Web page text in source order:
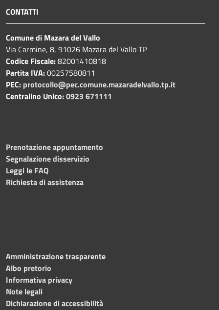
CONTATTI
Comune di Mazara del Vallo
Via Carmine, 8, 91026 Mazara del Vallo TP
Codice Fiscale:82001410818
Partita IVA:00257580811
PEC: protocollo@pec.comune.mazaradelvallo.tp.it
Centralino Unico:0923 671111
Prenotazione appuntamento
Segnalazione disservizio
Leggi le FAQ
Richiesta di assistenza
Amministrazione trasparente
Albo pretorio
Informativa privacy
Note legali
Dichiarazione di accessibilità